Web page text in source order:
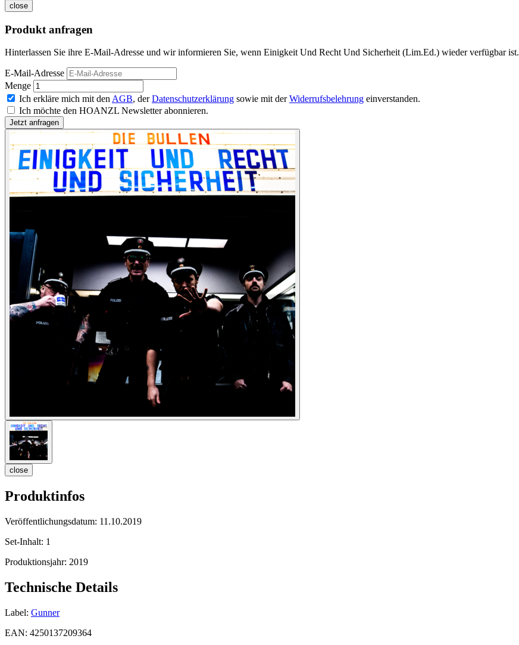
close
Produkt anfragen
Hinterlassen Sie ihre E-Mail-Adresse und wir informieren Sie, wenn Einigkeit Und Recht Und Sicherheit (Lim.Ed.) wieder verfügbar ist.
E-Mail-Adresse
Menge
Ich erkläre mich mit den AGB, derDatenschutzerklärung sowie mit derWiderrufsbelehrung einverstanden.
Ich möchte den HOANZL Newsletter abonnieren.
close
Produktinfos
Veröffentlichungsdatum: 11.10.2019
Set-Inhalt: 1
Produktionsjahr: 2019
Technische Details
Label: Gunner
EAN: 4250137209364